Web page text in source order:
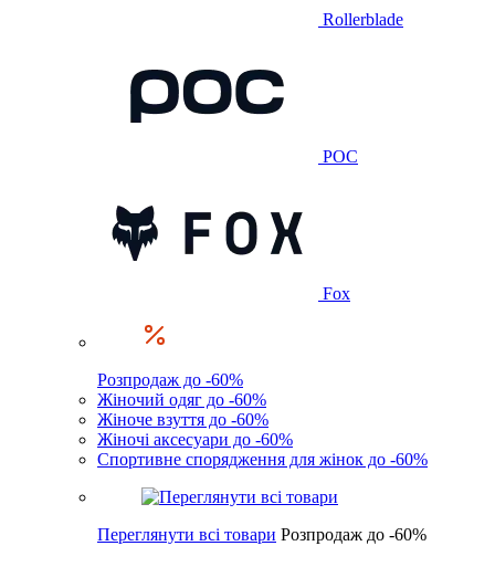
Rollerblade
POC
Fox
Розпродаж до -60%
Жіночий одяг до -60%
Жіноче взуття до -60%
Жіночі аксесуари до -60%
Спортивне спорядження для жінок до -60%
Переглянути всі товари Розпродаж до -60%